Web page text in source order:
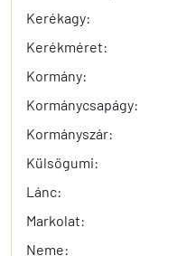
Kerékagy:
Kerékméret:
Kormány:
Kormánycsapágy:
Kormányszár:
Külsőgumi:
Lánc:
Markolat:
Neme: